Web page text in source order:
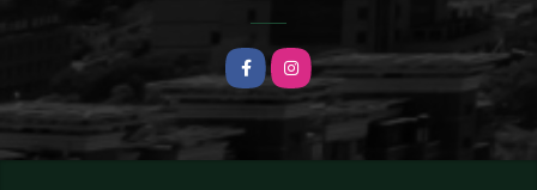
FacebookInstagram